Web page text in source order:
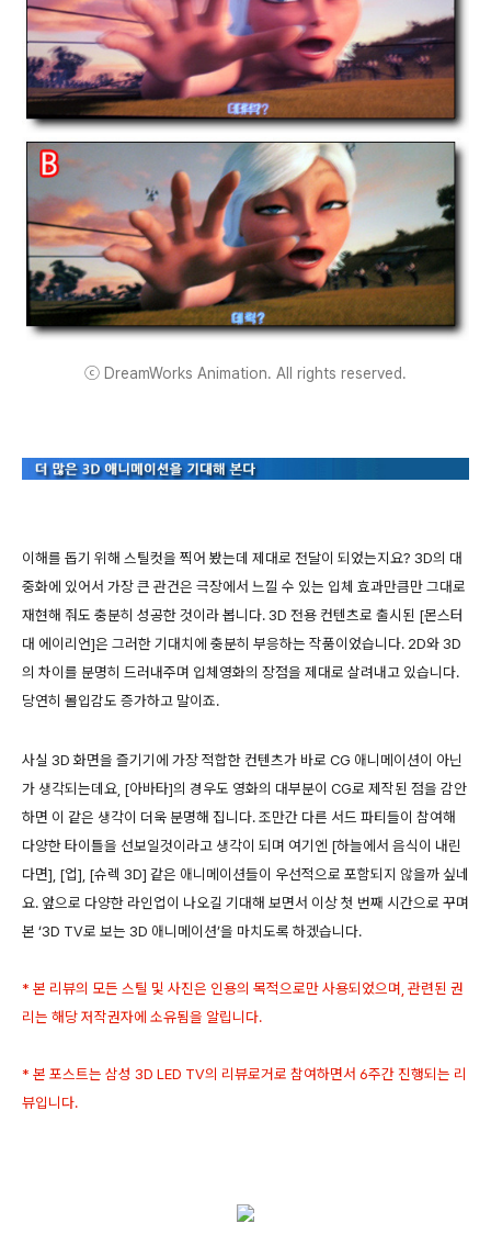
ⓒ DreamWorks Animation. All rights reserved.
이해를 돕기 위해 스틸컷을 찍어 봤는데 제대로 전달이 되었는지요? 3D의 대
중화에 있어서 가장 큰 관건은 극장에서 느낄 수 있는 입체 효과만큼만 그대로
재현해 줘도 충분히 성공한 것이라 봅니다. 3D 전용 컨텐츠로 출시된 [몬스터
대 에이리언]은 그러한 기대치에 충분히 부응하는 작품이었습니다. 2D와 3D
의 차이를 분명히 드러내주며 입체영화의 장점을 제대로 살려내고 있습니다.
당연히 몰입감도 증가하고 말이죠.
사실 3D 화면을 즐기기에 가장 적합한 컨텐츠가 바로 CG 애니메이션이 아닌
가 생각되는데요, [아바타]의 경우도 영화의 대부분이 CG로 제작된 점을 감안
하면 이 같은 생각이 더욱 분명해 집니다. 조만간 다른 서드 파티들이 참여해
다양한 타이틀을 선보일것이라고 생각이 되며 여기엔 [하늘에서 음식이 내린
다면], [업], [슈렉 3D] 같은 애니메이션들이 우선적으로 포함되지 않을까 싶네
요. 앞으로 다양한 라인업이 나오길 기대해 보면서 이상 첫 번째 시간으로 꾸며
본 ‘3D TV로 보는 3D 애니메이션’을 마치도록 하겠습니다.
* 본 리뷰의 모든 스틸 및 사진은 인용의 목적으로만 사용되었으며, 관련된 권
리는 해당 저작권자에 소유됨을 알립니다.
* 본 포스트는 삼성 3D LED TV의 리뷰로거로 참여하면서 6주간 진행되는 리
뷰입니다.